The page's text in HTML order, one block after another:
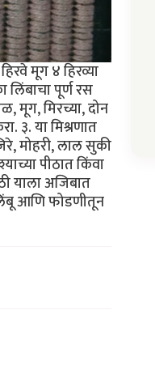
मूग ४ हिरव्या
पूर्ण रस
मूग, मिरच्या, दोन
३. या मिश्रणात
मोहरी, लाल सुकी
पीठात किंवा
याला अजिबात
आणि फोडणीतून